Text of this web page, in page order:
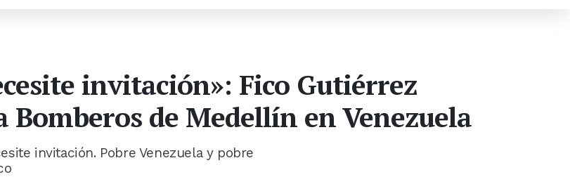
invitación»: Fico Gutiérrez
de Medellín en Venezuela
invitación. Pobre Venezuela y pobre